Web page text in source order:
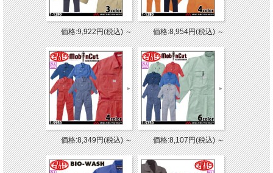
価格:9,922円(税込)～ 価格:8,954円(税込)～
価格:8,349円(税込)～ 価格:8,107円(税込)～